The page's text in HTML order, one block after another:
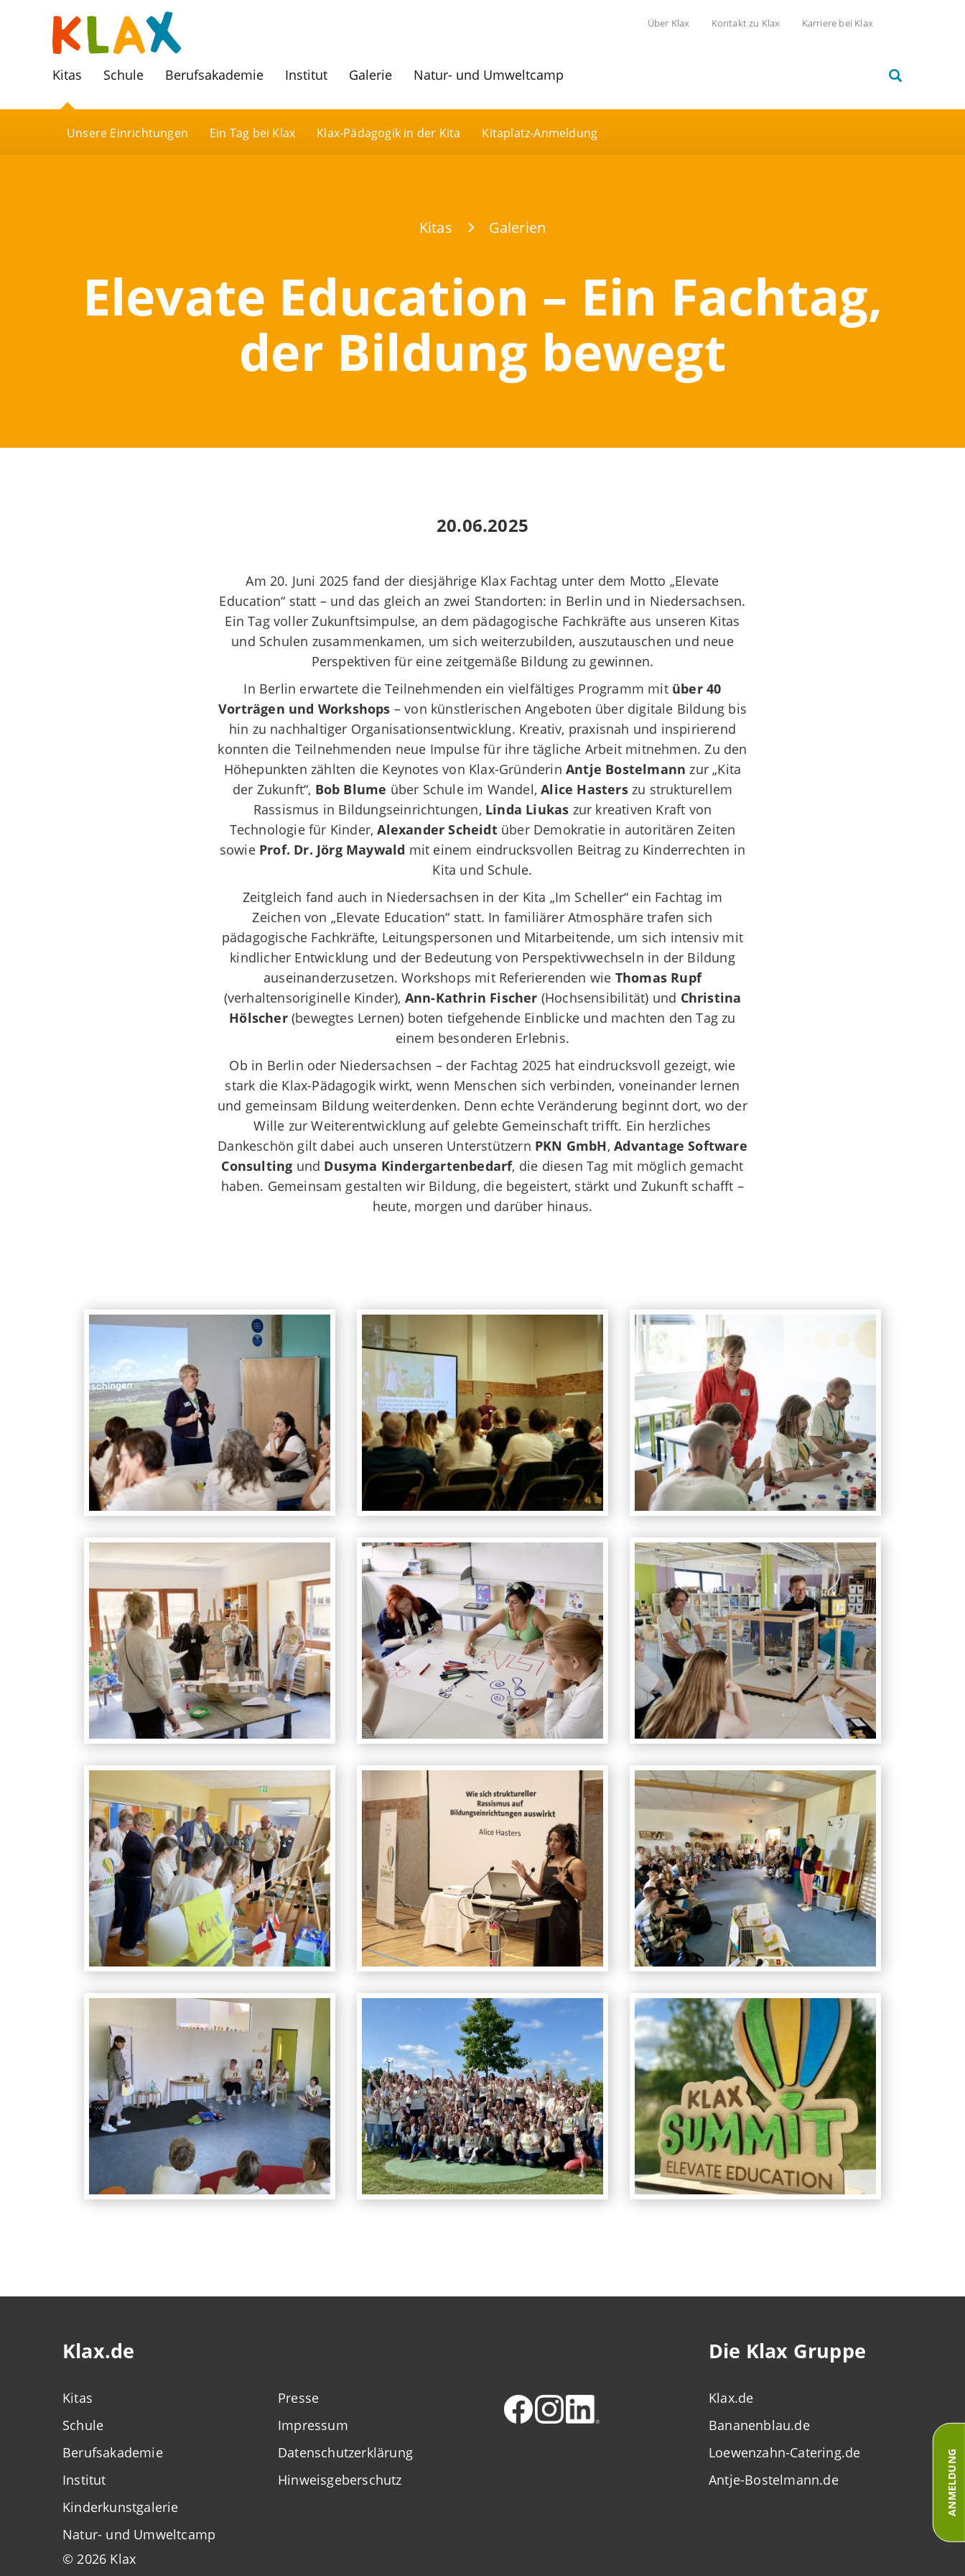
Kitas
Unsere Einrichtungen Ein Tag bei Klax Klax-Pädagogik in der Kita Kitaplatz-Anmeldung
Schule Berufsakademie Institut Galerie Natur- und Umweltcamp
Karriere bei Klax
Kontakt zu Klax
Über Klax
Kitas Galerien
Elevate Education – Ein Fachtag,
der Bildung bewegt
20.06.2025
Am 20. Juni 2025 fand der diesjährige Klax Fachtag unter dem Motto „Elevate
Education“ statt – und das gleich an zwei Standorten: in Berlin und in Niedersachsen.
Ein Tag voller Zukunftsimpulse, an dem pädagogische Fachkräfte aus unseren Kitas
und Schulen zusammenkamen, um sich weiterzubilden, auszutauschen und neue
Perspektiven für eine zeitgemäße Bildung zu gewinnen.
In Berlin erwartete die Teilnehmenden ein vielfältiges Programm mit über 40
Vorträgen und Workshops – von künstlerischen Angeboten über digitale Bildung bis
hin zu nachhaltiger Organisationsentwicklung. Kreativ, praxisnah und inspirierend
konnten die Teilnehmenden neue Impulse für ihre tägliche Arbeit mitnehmen. Zu den
Höhepunkten zählten die Keynotes von Klax-GründerinAntje Bostelmann zur „Kita
der Zukunft“, Bob Blume über Schule im Wandel,Alice Hasterszu strukturellem
Rassismus in Bildungseinrichtungen, Linda Liukas zur kreativen Kraft von
Technologie für Kinder,Alexander Scheidtüber Demokratie in autoritären Zeiten
sowie Prof. Dr. Jörg Maywald mit einem eindrucksvollen Beitrag zu Kinderrechten in
Kita und Schule.
Zeitgleich fand auch in Niedersachsen in der Kita „Im Scheller“ ein Fachtag im
Zeichen von „Elevate Education“ statt. In familiärer Atmosphäre trafen sich
pädagogische Fachkräfte, Leitungspersonen und Mitarbeitende, um sich intensiv mit
kindlicher Entwicklung und der Bedeutung von Perspektivwechseln in der Bildung
auseinanderzusetzen. Workshops mit Referierenden wie Thomas Rupf
(verhaltensoriginelle Kinder), Ann-Kathrin Fischer (Hochsensibilität) und Christina
Hölscher(bewegtes Lernen) boten tiefgehende Einblicke und machten den Tag zu
einem besonderen Erlebnis.
Ob in Berlin oder Niedersachsen – der Fachtag 2025 hat eindrucksvoll gezeigt, wie
stark die Klax-Pädagogik wirkt, wenn Menschen sich verbinden, voneinander lernen
und gemeinsam Bildung weiterdenken. Denn echte Veränderung beginnt dort, wo der
Wille zur Weiterentwicklung auf gelebte Gemeinschaft trifft. Ein herzliches
Dankeschön gilt dabei auch unseren Unterstützern PKN GmbH,Advantage Software
Consulting und Dusyma Kindergartenbedarf, die diesen Tag mit möglich gemacht
haben. Gemeinsam gestalten wir Bildung, die begeistert, stärkt und Zukunft schafft –
heute, morgen und darüber hinaus.
Klax.de
Kitas
Schule
Berufsakademie
Institut
Kinderkunstgalerie
Natur- und Umweltcamp
Presse
Impressum
Datenschutzerklärung
Hinweisgeberschutz
Die Klax Gruppe
Klax.de
Bananenblau.de
Loewenzahn-Catering.de
Antje-Bostelmann.de
© 2026 Klax
ANMELDUNG